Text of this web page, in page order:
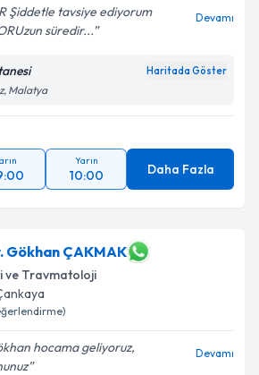
Şiddetle tavsiye ediyorum
süredir...
Devamı
Haritada Göster
Malatya
Yarın
10:00 Daha Fazla
Gökhan ÇAKMAK
ve Travmatoloji
hocama geliyoruz,
Devamı